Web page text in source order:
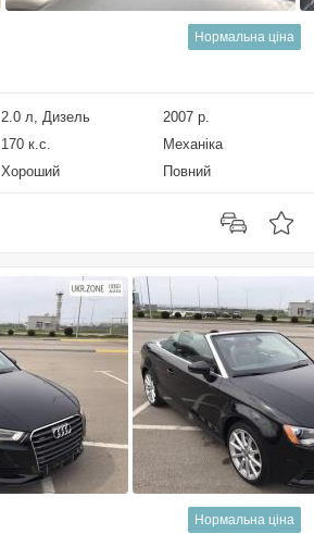
Нормальна ціна
2.0 л, Дизель
2007 р.
170 к.с.
Механіка
Хороший Повний
Нормальна ціна